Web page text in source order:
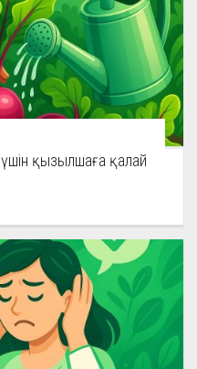
қызылшаға қалай